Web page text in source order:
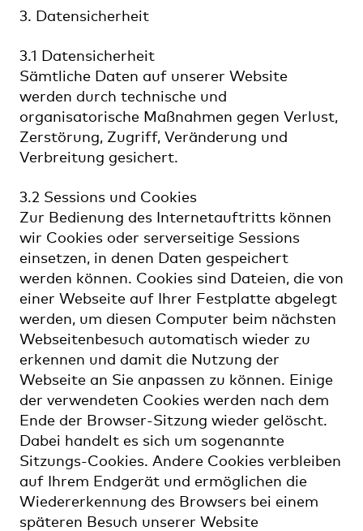
3. Datensicherheit
3.1 Datensicherheit
Sämtliche Daten auf unserer Website
werden durch technische und
organisatorische Maßnahmen gegen Verlust,
Zerstörung, Zugriff, Veränderung und
Verbreitung gesichert.
3.2 Sessions und Cookies
Zur Bedienung des Internetauftritts können
wir Cookies oder serverseitige Sessions
einsetzen, in denen Daten gespeichert
werden können. Cookies sind Dateien, die von
einer Webseite auf Ihrer Festplatte abgelegt
werden, um diesen Computer beim nächsten
Webseitenbesuch automatisch wieder zu
erkennen und damit die Nutzung der
Webseite an Sie anpassen zu können. Einige
der verwendeten Cookies werden nach dem
Ende der Browser-Sitzung wieder gelöscht.
Dabei handelt es sich um sogenannte
Sitzungs-Cookies. Andere Cookies verbleiben
auf Ihrem Endgerät und ermöglichen die
Wiedererkennung des Browsers bei einem
späteren Besuch unserer Website